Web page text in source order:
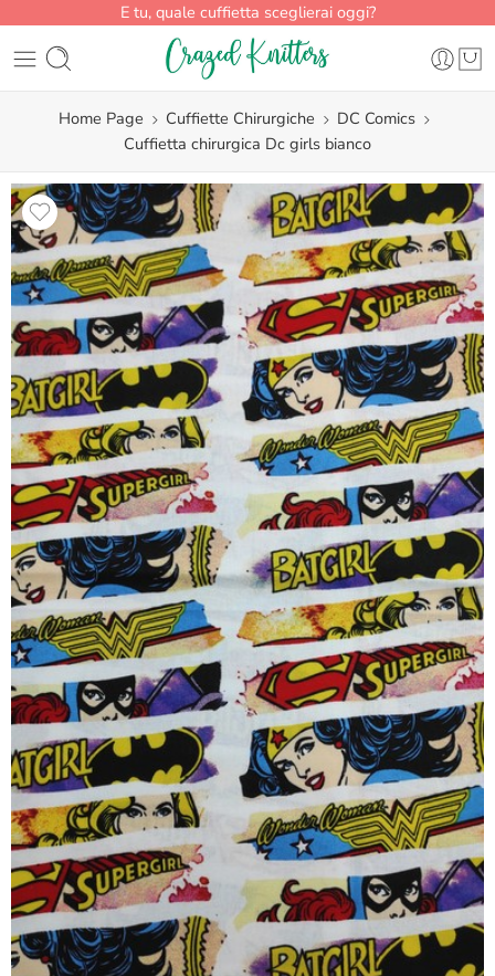
E tu, quale cuffietta sceglierai oggi?
Home Page Cuffiette Chirurgiche
DC Comics
Cuffietta chirurgica Dc girls bianco